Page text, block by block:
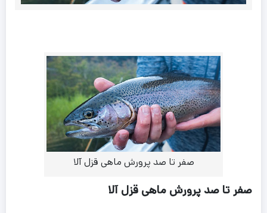
صفر تا صد پرورش ماهی قزل آلا
صفر تا صد پرورش ماهی قزل آلا